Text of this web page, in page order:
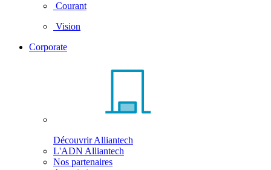
Courant
Vision
Corporate
Découvrir Alliantech
L'ADN Alliantech
Nos partenaires